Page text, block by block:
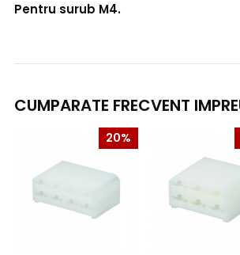
Pentru surub M4.
CUMPARATE FRECVENT
20%